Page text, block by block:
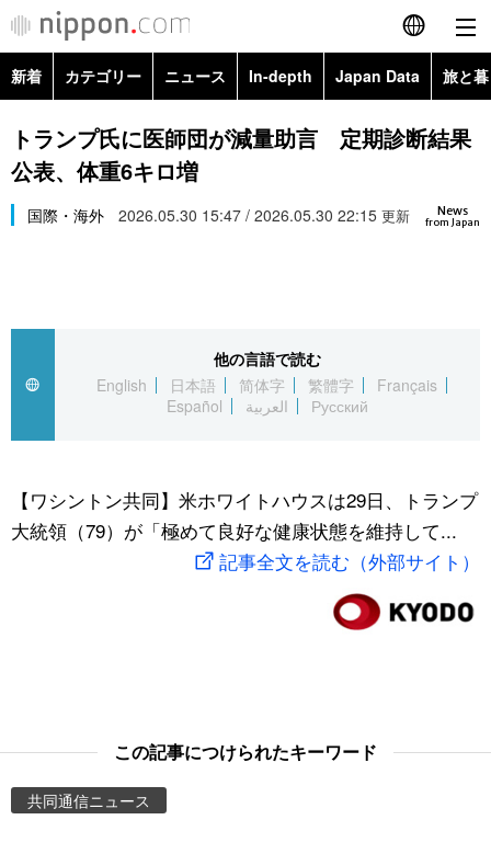
English
简体字
Русский
カテゴリー
経済・ビジネス
国際
文化
トップ
アーカイブ
In-depth
Japan Data
動画/Live
新着 カテゴリー ニュース In-depth Japan Data 旅と
政治・外交
経済・ビジネス
スポーツ・東京2020
Topics
トランプ氏に医師団が減量助言 定期診断結果
公表、体重6キロ増
News
from Japan
国際・海外 2026.05.30 15:47 / 2026.05.30 22:15 更新
他の言語で読む
English
日本語 简体字 繁體字
Français
Español
العربية Русский
【ワシントン共同】米ホワイトハウスは29日、トランプ
大統領（79）が「極めて良好な健康状態を維持して...
記事全文を読む（外部サイト）
この記事につけられたキーワード
共同通信ニュース